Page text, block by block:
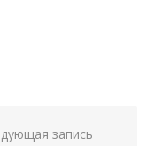
запись